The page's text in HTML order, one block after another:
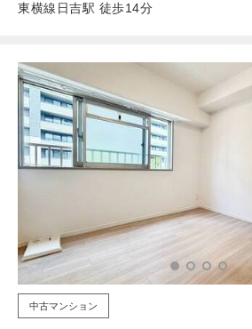
東横線日吉駅 徒歩14分
中古マンション